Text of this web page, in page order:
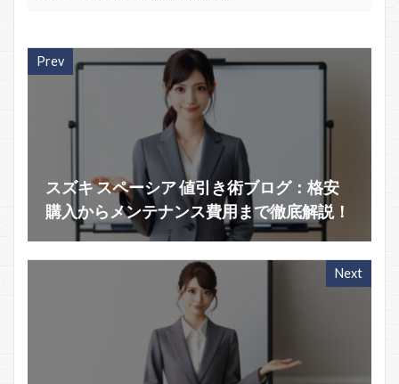
Prev
スズキ スペーシア 値引き術ブログ：格安
購入からメンテナンス費用まで徹底解説！
Next